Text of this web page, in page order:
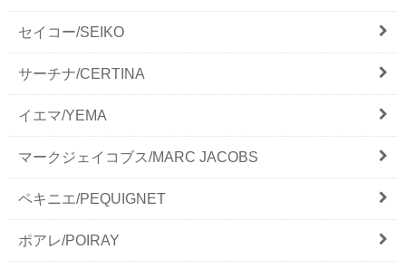
セイコー/SEIKO
サーチナ/CERTINA
イエマ/YEMA
マークジェイコブス/MARC JACOBS
ペキニエ/PEQUIGNET
ポアレ/POIRAY